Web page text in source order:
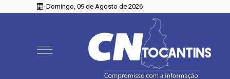
Domingo, 09 de Agosto de 2026